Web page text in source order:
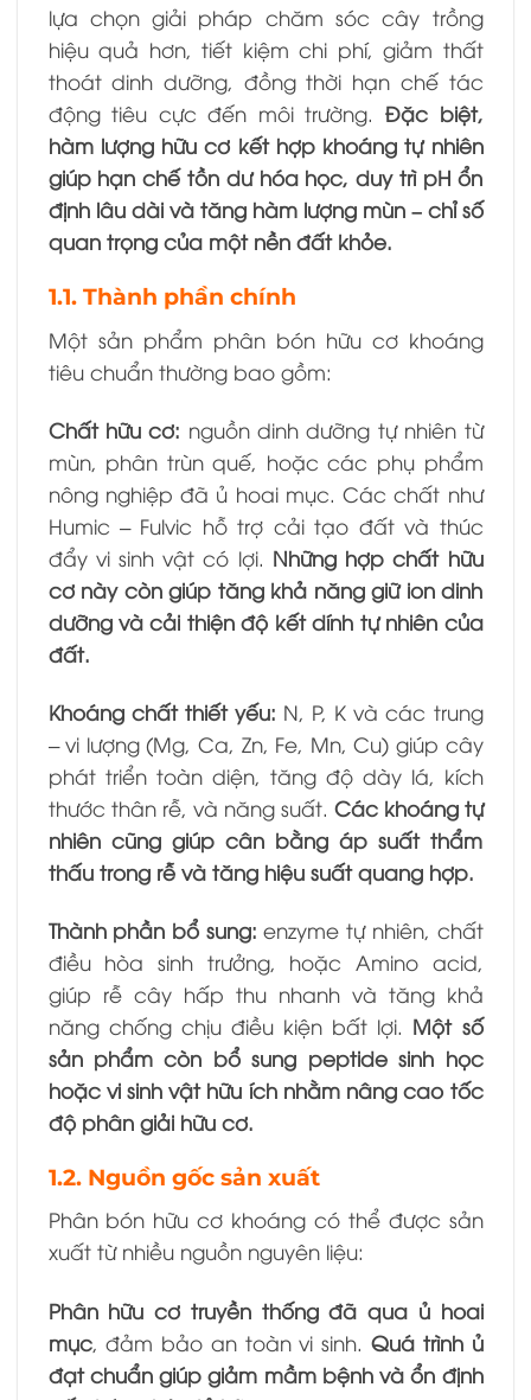
lựa chọn giải pháp chăm sóc cây trồng
hiệu quả hơn, tiết kiệm chi phí, giảm thất
thoát dinh dưỡng, đồng thời hạn chế tác
động tiêu cực đến môi trường. Đặc biệt,
hàm lượng hữu cơ kết hợp khoáng tự nhiên
giúp hạn chế tồn dư hóa học, duy trì pH ổn
định lâu dài và tăng hàm lượng mùn – chỉ số
quan trọng của một nền đất khỏe.
1.1. Thành phần chính
Một sản phẩm phân bón hữu cơ khoáng
tiêu chuẩn thường bao gồm:
Chất hữu cơ: nguồn dinh dưỡng tự nhiên từ
mùn, phân trùn quế, hoặc các phụ phẩm
nông nghiệp đã ủ hoai mục. Các chất như
Humic – Fulvic hỗ trợ cải tạo đất và thúc
đẩy vi sinh vật có lợi. Những hợp chất hữu
cơ này còn giúp tăng khả năng giữ ion dinh
dưỡng và cải thiện độ kết dính tự nhiên của
đất.
Khoáng chất thiết yếu: N, P, K và các trung
– vi lượng (Mg, Ca, Zn, Fe, Mn, Cu) giúp cây
phát triển toàn diện, tăng độ dày lá, kích
thước thân rễ, và năng suất. Các khoáng tự
nhiên cũng giúp cân bằng áp suất thẩm
thấu trong rễ và tăng hiệu suất quang hợp.
Thành phần bổ sung: enzyme tự nhiên, chất
điều hòa sinh trưởng, hoặc Amino acid,
giúp rễ cây hấp thu nhanh và tăng khả
năng chống chịu điều kiện bất lợi. Một số
sản phẩm còn bổ sung peptide sinh học
hoặc vi sinh vật hữu ích nhằm nâng cao tốc
độ phân giải hữu cơ.
1.2. Nguồn gốc sản xuất
Phân bón hữu cơ khoáng có thể được sản
xuất từ nhiều nguồn nguyên liệu:
Phân hữu cơ truyền thống đã qua ủ hoai
mục, đảm bảo an toàn vi sinh. Quá trình ủ
đạt chuẩn giúp giảm mầm bệnh và ổn định